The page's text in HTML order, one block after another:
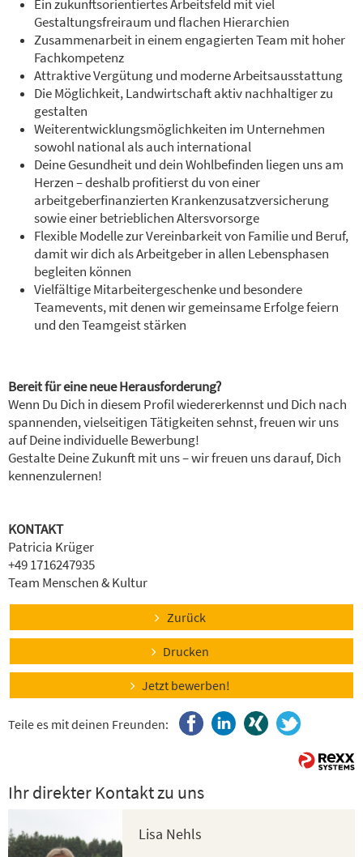
Ein zukunftsorientiertes Arbeitsfeld mit viel
Gestaltungsfreiraum und flachen Hierarchien
Zusammenarbeit in einem engagierten Team mit hoher
Fachkompetenz
Attraktive Vergütung und moderne Arbeitsausstattung
Die Möglichkeit, Landwirtschaft aktiv nachhaltiger zu
gestalten
Weiterentwicklungsmöglichkeiten im Unternehmen
sowohl national als auch international
Deine Gesundheit und dein Wohlbefinden liegen uns am
Herzen – deshalb profitierst du von einer
arbeitgeberfinanzierten Krankenzusatzversicherung
sowie einer betrieblichen Altersvorsorge
Flexible Modelle zur Vereinbarkeit von Familie und Beruf,
damit wir dich als Arbeitgeber in allen Lebensphasen
begleiten können
Vielfältige Mitarbeitergeschenke und besondere
Teamevents, mit denen wir gemeinsame Erfolge feiern
und den Teamgeist stärken
Bereit für eine neue Herausforderung?
Wenn Du Dich in diesem Profil wiedererkennst und Dich nach
spannenden, vielseitigen Tätigkeiten sehnst, freuen wir uns
auf Deine individuelle Bewerbung!
Gestalte Deine Zukunft mit uns – wir freuen uns darauf, Dich
kennenzulernen!
KONTAKT
Patricia Krüger
+49 1716247935
Team Menschen & Kultur
Zurück
Drucken
Jetzt bewerben!
Teile es mit deinen Freunden:
Ihr direkter Kontakt zu uns
Lisa Nehls